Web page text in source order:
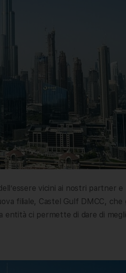
vicini ai nostri partner
filiale, Castel Gulf DMCC, che
entità ci permette di dare di